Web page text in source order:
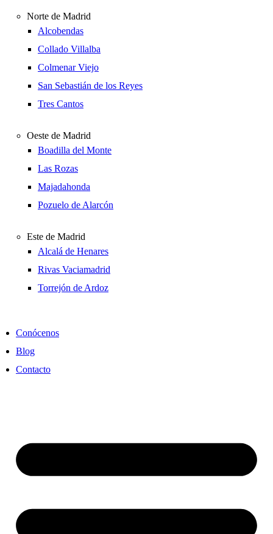
Norte de Madrid
Alcobendas
Collado Villalba
Colmenar Viejo
San Sebastián de los Reyes
Tres Cantos
Oeste de Madrid
Boadilla del Monte
Las Rozas
Majadahonda
Pozuelo de Alarcón
Este de Madrid
Alcalá de Henares
Rivas Vaciamadrid
Torrejón de Ardoz
Conócenos
Blog
Contacto